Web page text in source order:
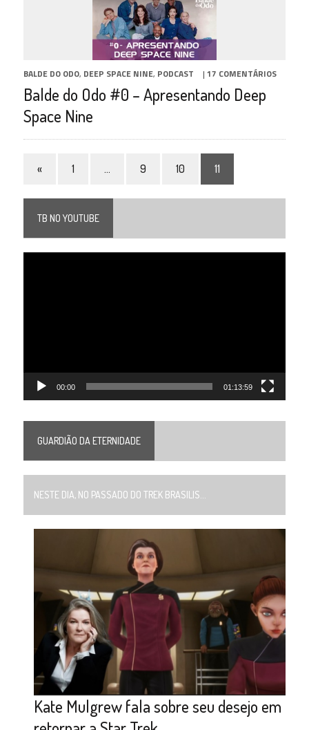
BALDE DO ODO, DEEP SPACE NINE, PODCAST | 17 COMENTÁRIOS
Balde do Odo #0 – Apresentando Deep
Space Nine
« 1 … 9 10 11
TB NO YOUTUBE
00:00 01:13:59
GUARDIÃO DA ETERNIDADE
NESTE DIA, NO PASSADO DO TREK BRASILIS...
Kate Mulgrew fala sobre seu desejo em